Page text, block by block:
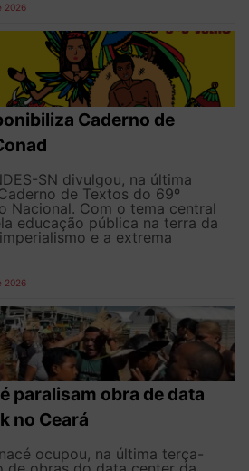
2026
Caderno de
SN divulgou, na última
de Textos do 69º
Nacional. Com o tema central
educação pública na terra da
e a extrema
2026
paralisam obra de data
no Ceará
ocupou, na última terça-